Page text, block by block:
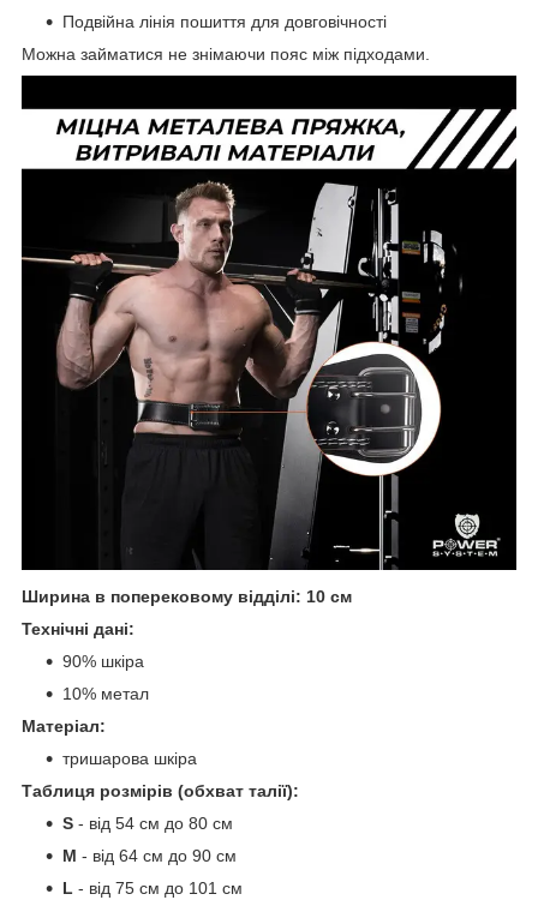
Подвійна лінія пошиття для довговічності
Можна займатися не знімаючи пояс між підходами.
Ширина в поперековому відділі: 10 см
Технічні дані:
90% шкіра
10% метал
Матеріал:
тришарова шкіра
Таблиця розмірів (обхват талії):
S - від 54 см до 80 см
М - від 64 см до 90 см
L - від 75 см до 101 см